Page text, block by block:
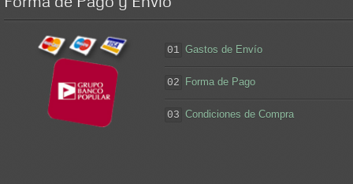
01 Gastos de Envío
02 Forma de Pago
03 Condiciones de Compra